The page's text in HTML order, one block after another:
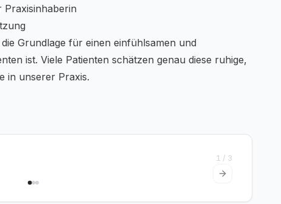
Praxisinhaberin
Grundlage für einen einfühlsamen und
ist. Viele Patienten schätzen genau diese ruhige,
in unserer Praxis.
1 / 3
Next slide